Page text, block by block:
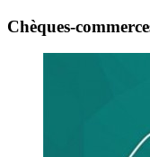
Chèques-